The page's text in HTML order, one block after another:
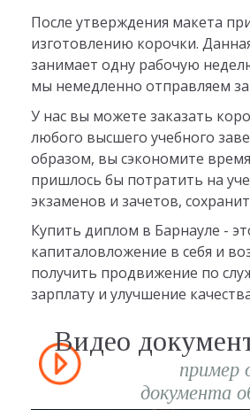
После утверждения макета
изготовлению корочки.
занимает одну рабочую
мы немедленно отправляем
У нас вы можете заказать
любого высшего учебного
образом, вы сэкономите
пришлось бы потратить на
экзаменов и зачетов,
Купить диплом в Барнауле -
капиталовложение в себя и
получить продвижение по
зарплату и улучшение
Видео
пример
документа